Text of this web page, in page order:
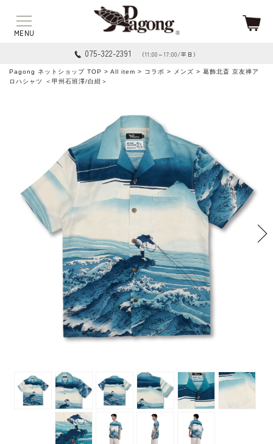
075-322-2391 （11:00～17:00/平日）
Pagong ネットショップ TOP > All item > コラボ > メンズ > 葛飾北斎 京友禅ア
ロハシャツ ＜甲州石班澤/白紺＞